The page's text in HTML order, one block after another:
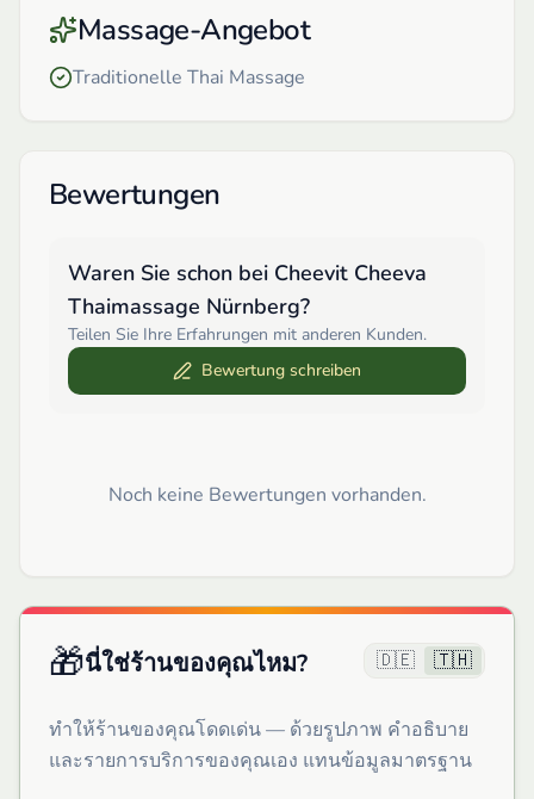
Massage-Angebot
Traditionelle Thai Massage
Bewertungen
Waren Sie schon bei Cheevit Cheeva
Thaimassage Nürnberg?
Teilen Sie Ihre Erfahrungen mit anderen Kunden.
Bewertung schreiben
Noch keine Bewertungen vorhanden.
🎁นี่ใช่ร้านของคุณไหม? 🇩🇪 🇹🇭
ทำให้ร้านของคุณโดดเด่น — ด้วยรูปภาพ คำอธิบาย
และรายการบริการของคุณเอง แทนข้อมูลมาตรฐาน